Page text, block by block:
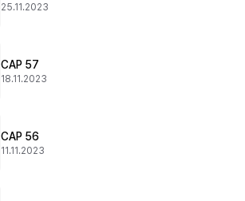
25.11.2023
CAP 57
18.11.2023
CAP 56
11.11.2023